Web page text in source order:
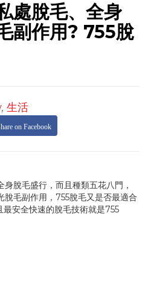
處脫毛、全身
副作用? 755脫
, 生活
on Facebook
脫毛盛行，而且種類五花八門，
毛副作用，755脫毛又是否最適合
安全快速的脫毛技術就是755